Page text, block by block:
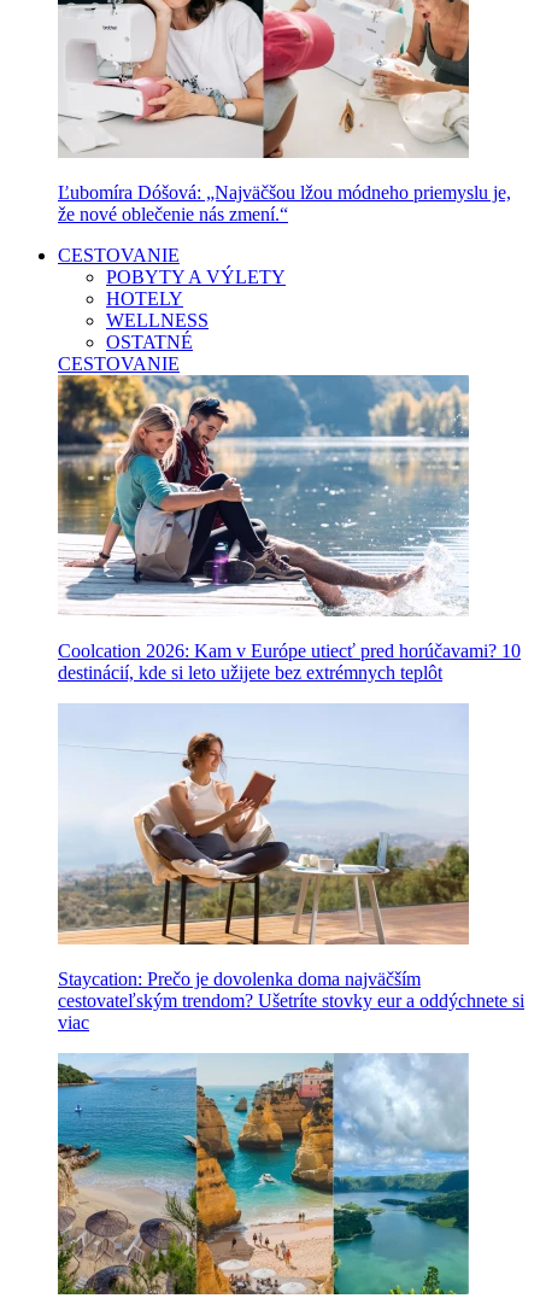
Ľubomíra Dóšová: „Najväčšou lžou módneho priemyslu je,
že nové oblečenie nás zmení.“
CESTOVANIE
POBYTY A VÝLETY
HOTELY
WELLNESS
OSTATNÉ
CESTOVANIE
Coolcation 2026: Kam v Európe utiecť pred horúčavami? 10
destinácií, kde si leto užijete bez extrémnych teplôt
Staycation: Prečo je dovolenka doma najväčším
cestovateľským trendom? Ušetríte stovky eur a oddýchnete si
viac